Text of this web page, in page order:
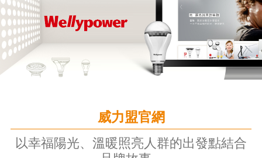
威力盟官網
以幸福陽光、溫暖照亮人群的出發點結合